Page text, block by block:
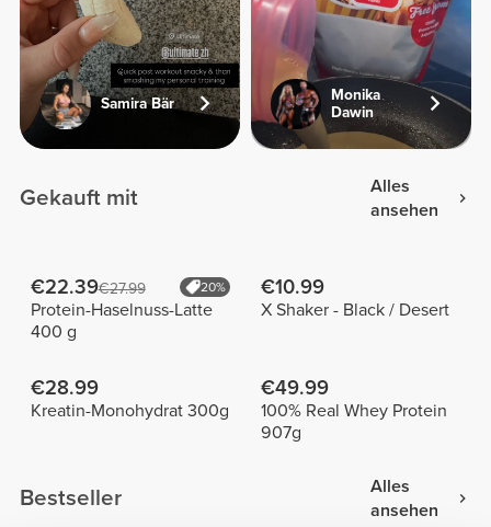
Samira Bär
Monika
Dawin
Gekauft mit
Alles
ansehen
€22.39€27.99 20%
Protein-Haselnuss-Latte
400 g
€10.99
X Shaker - Black / Desert
€28.99
Kreatin-Monohydrat 300g
€49.99
100% Real Whey Protein
907g
Bestseller
Alles
ansehen